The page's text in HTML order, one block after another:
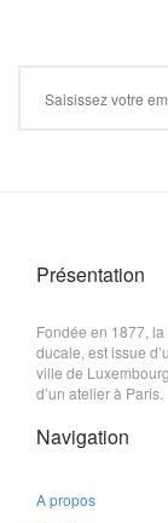
Présentation
Fondée en 1877,
ducale, est issue
ville de
d’un atelier à Paris.
Navigation
A propos